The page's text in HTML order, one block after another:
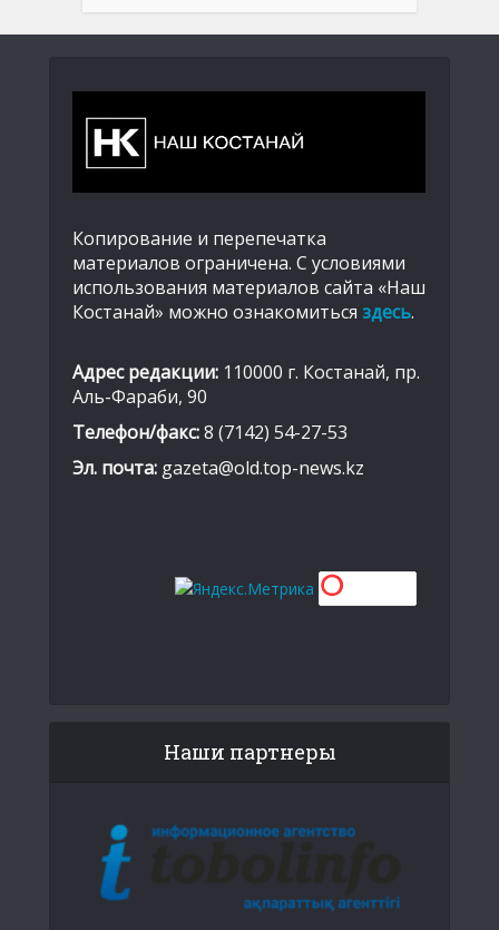
Копирование и перепечатка
материалов ограничена. С условиями
использования материалов сайта «Наш
Костанай» можно ознакомиться здесь.
Адрес редакции: 110000 г. Костанай, пр.
Аль-Фараби, 90
Телефон/факс:8 (7142) 54-27-53
Эл. почта: gazeta@old.top-news.kz
Наши партнеры